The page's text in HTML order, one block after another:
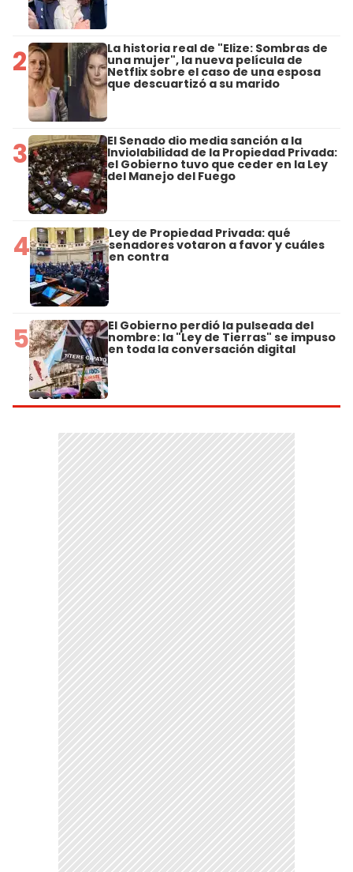
2 La historia real de "Elize: Sombras de
una mujer", la nueva película de
Netflix sobre el caso de una esposa
que descuartizó a su marido
3 El Senado dio media sanción a la
Inviolabilidad de la Propiedad Privada:
el Gobierno tuvo que ceder en la Ley
del Manejo del Fuego
4 Ley de Propiedad Privada: qué
senadores votaron a favor y cuáles
en contra
5 El Gobierno perdió la pulseada del
nombre: la "Ley de Tierras" se impuso
en toda la conversación digital